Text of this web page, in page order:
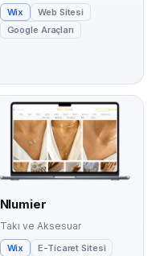
Wix
Web Sitesi
Google Araçları
Nlumier
Takı ve Aksesuar
Wix E-Ticaret Sitesi